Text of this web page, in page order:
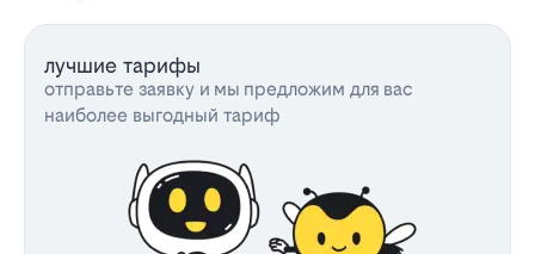
лучшие тарифы
отправьте заявку и мы предложим для вас
наиболее выгодный тариф